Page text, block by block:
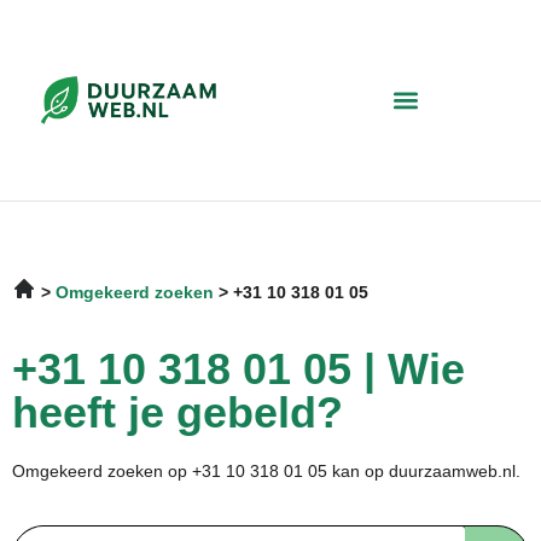
Omgekeerd zoeken +31 10 318 01 05
+31 10 318 01 05 | Wie
heeft je gebeld?
Omgekeerd zoeken op +31 10 318 01 05 kan op duurzaamweb.nl.